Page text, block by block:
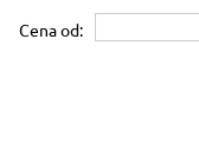
Cena od: